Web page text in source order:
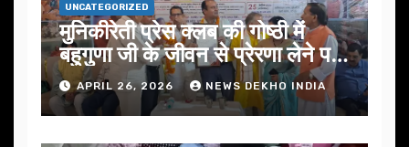
UNCATEGORIZED
मुनिकीरेती प्रेस क्लब की गोष्ठी में
बहुगुणा जी के जीवन से प्रेरणा लेने पर
जोरAPRIL 26, 2026 NEWS DEKHO INDIA